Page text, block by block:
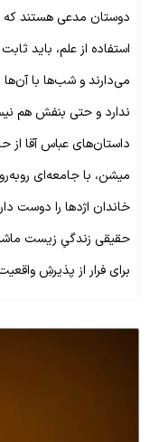
دوستان مدعی هستند که
استفاده از علم، باید
می‌دارند و شب‌ها با
ندارد و حتی بنفش هم
داستان‌های عباس آقا از
میشن، با جامعه‌‌ای
خاندان اژدها را دوست
حقیقی زندگیِ زیست
برای فرار از پذیرشِ